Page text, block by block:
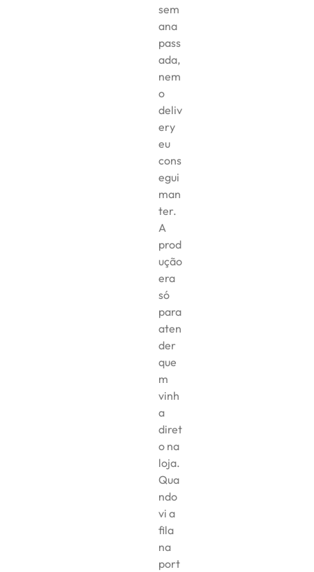
sem
ana
pass
ada,
nem
o
deliv
ery
eu
cons
egui
man
ter.
A
prod
ução
era
só
para
aten
der
que
m
vinh
a
diret
o na
loja.
Qua
ndo
vi a
fila
na
port